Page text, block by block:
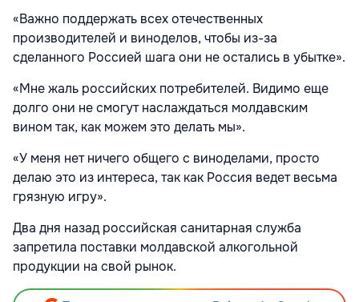
«Важно поддержать всех отечественных
производителей и виноделов, чтобы из-за
сделанного Россией шага они не остались в убытке».
«Мне жаль российских потребителей. Видимо еще
долго они не смогут наслаждаться молдавским
вином так, как можем это делать мы».
«У меня нет ничего общего с виноделами, просто
делаю это из интереса, так как Россия ведет весьма
грязную игру».
Два дня назад российская санитарная служба
запретила поставки молдавской алкогольной
продукции на свой рынок.